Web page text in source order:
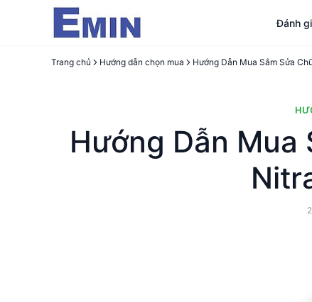
Đánh
Trang chủ Hướng dẫn chọn mua Hướng Dẫn Mua Sắm Sửa
Hướng Dẫn Mua